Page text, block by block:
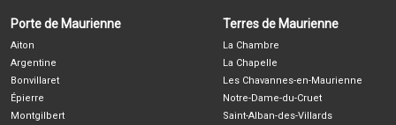
Porte de Maurienne
Aiton
Argentine
Bonvillaret
Épierre
Montgilbert
Terres de Maurienne
La Chambre
La Chapelle
Les Chavannes-en-Maurienne
Notre-Dame-du-Cruet
Saint-Alban-des-Villards